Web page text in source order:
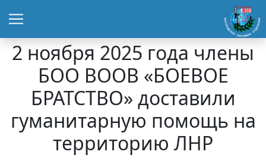
2 ноября 2025 года члены
БОО ВООВ «БОЕВОЕ
БРАТСТВО» доставили
гуманитарную помощь на
территорию ЛНР